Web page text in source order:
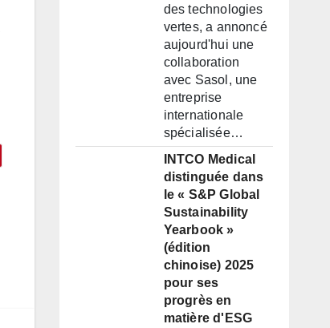
des technologies
vertes, a annoncé
aujourd'hui une
collaboration
avec Sasol, une
entreprise
internationale
spécialisée…
INTCO Medical
distinguée dans
le « S&P Global
Sustainability
Yearbook »
(édition
chinoise) 2025
pour ses
progrès en
matière d'ESG